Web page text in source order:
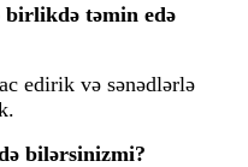
birlikdə təmin edə
edirik və sənədlərlə
bilərsinizmi?